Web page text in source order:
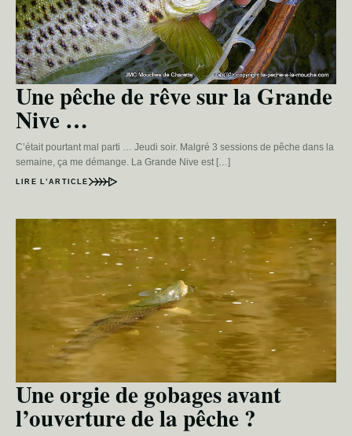
Une pêche de rêve sur la Grande
Nive …
C’était pourtant mal parti … Jeudi soir. Malgré 3 sessions de pêche dans la
semaine, ça me démange. La Grande Nive est […]
LIRE L’ARTICLE
Une orgie de gobages avant
l’ouverture de la pêche ?